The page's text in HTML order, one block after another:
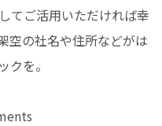
てご活用いただければ幸
空の社名や住所などがは
クを。